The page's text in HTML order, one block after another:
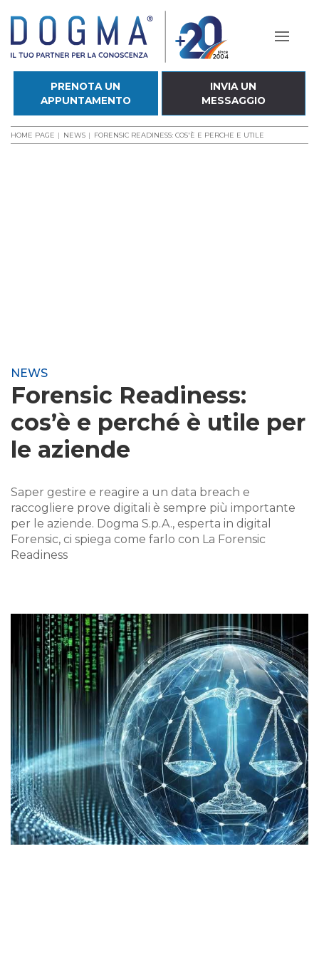
PRENOTA UN
APPUNTAMENTO
INVIA UN
MESSAGGIO
HOME PAGE NEWS FORENSIC READINESS: COS'È E PERCHE E UTILE
NEWS
Forensic Readiness:
cos’è e perché è utile per
le aziende
Saper gestire e reagire a un data breach e
raccogliere prove digitali è sempre più importante
per le aziende. Dogma S.p.A., esperta in digital
Forensic, ci spiega come farlo con La Forensic
Readiness